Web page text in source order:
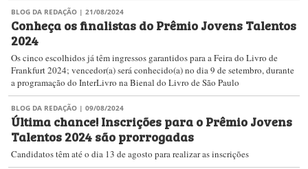
BLOG DA REDAÇÃO | 21/08/2024
Conheça os finalistas do Prêmio Jovens Talentos
2024
Os cinco escolhidos já têm ingressos garantidos para a Feira do Livro de
Frankfurt 2024; vencedor(a) será conhecido(a) no dia 9 de setembro, durante
a programação do InterLivro na Bienal do Livro de São Paulo
BLOG DA REDAÇÃO | 09/08/2024
Última chance! Inscrições para o Prêmio Jovens
Talentos 2024 são prorrogadas
Candidatos têm até o dia 13 de agosto para realizar as inscrições